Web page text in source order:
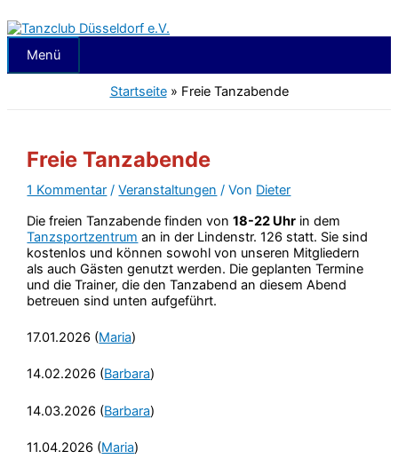
Inhalt
springen
Menü
Menü
Startseite» Freie Tanzabende
Freie Tanzabende
1 Kommentar /Veranstaltungen / Von Dieter
Die freien Tanzabende finden von18-22 Uhr in dem
Tanzsportzentrum an in der Lindenstr. 126 statt. Sie sind
kostenlos und können sowohl von unseren Mitgliedern
als auch Gästen genutzt werden. Die geplanten Termine
und die Trainer, die den Tanzabend an diesem Abend
betreuen sind unten aufgeführt.
17.01.2026 (Maria)
14.02.2026 (Barbara)
14.03.2026 (Barbara)
11.04.2026 (Maria)